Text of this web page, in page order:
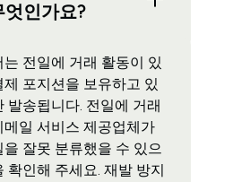
엇인가요?
전일에 거래 활동이 있
제 포지션을 보유하고 있
발송됩니다. 전일에 거래
메일 서비스 제공업체가
을 잘못 분류했을 수 있으
확인해 주세요. 재발 방지